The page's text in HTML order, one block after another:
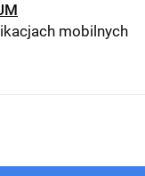
mobilnych